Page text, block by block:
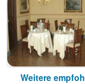
Weitere